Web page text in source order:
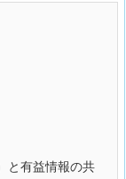
と有益情報の共